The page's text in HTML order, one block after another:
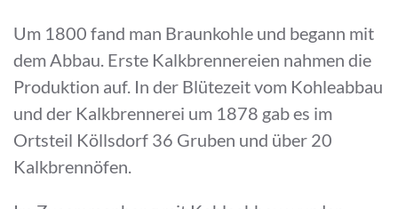
Um 1800 fand man Braunkohle und begann mit
dem Abbau. Erste Kalkbrennereien nahmen die
Produktion auf. In der Blütezeit vom Kohleabbau
und der Kalkbrennerei um 1878 gab es im
Ortsteil Köllsdorf 36 Gruben und über 20
Kalkbrennöfen.